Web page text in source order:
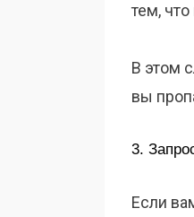
тем,
В этом
вы
3.
Если